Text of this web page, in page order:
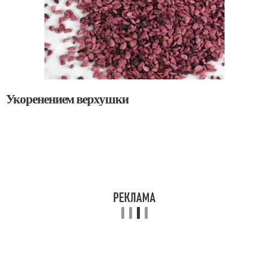
Укоренением верхушки